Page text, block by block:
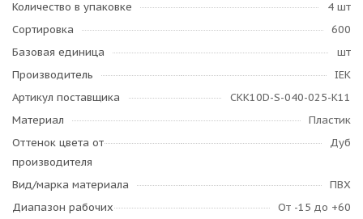
Количество в упаковке
4 шт
Сортировка
600
Базовая единица
шт
Производитель
IEK
Артикул поставщика
CKK10D-S-040-025-K11
Материал
Пластик
Оттенок цвета от
производителя
Дуб
Вид/марка материала
ПВХ
Диапазон рабочих
От -15 до +60